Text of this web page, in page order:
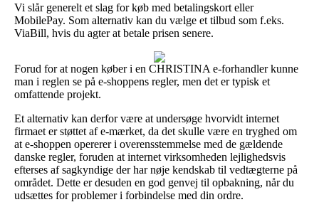
Vi slår generelt et slag for køb med betalingskort eller
MobilePay. Som alternativ kan du vælge et tilbud som f.eks.
ViaBill, hvis du agter at betale prisen senere.
Forud for at nogen køber i en CHRISTINA e-forhandler kunne
man i reglen se på e-shoppens regler, men det er typisk et
omfattende projekt.
Et alternativ kan derfor være at undersøge hvorvidt internet
firmaet er støttet af e-mærket, da det skulle være en tryghed om
at e-shoppen opererer i overensstemmelse med de gældende
danske regler, foruden at internet virksomheden lejlighedsvis
efterses af sagkyndige der har nøje kendskab til vedtægterne på
området. Dette er desuden en god genvej til opbakning, når du
udsættes for problemer i forbindelse med din ordre.